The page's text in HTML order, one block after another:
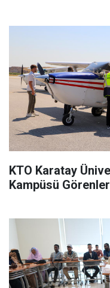
KTO Karatay
Kampüsü